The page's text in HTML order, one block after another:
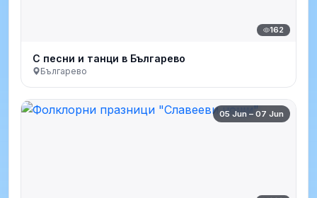
162
С песни и танци в Българево
Българево
05 Jun – 07 Jun